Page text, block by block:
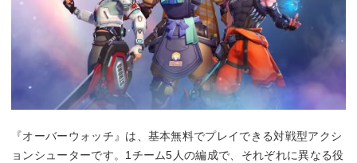
『オーバーウォッチ』は、基本無料でプレイできる対戦型アクシ
ョンシューターです。1チーム5人の編成で、それぞれに異なる役